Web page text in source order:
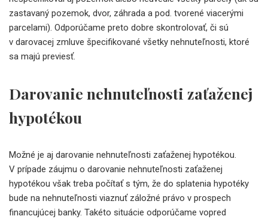
zastavaný pozemok, dvor, záhrada a pod. tvorené viacerými
parcelami). Odporúčame preto dobre skontrolovať, či sú
v darovacej zmluve špecifikované všetky nehnuteľnosti, ktoré
sa majú previesť.
Darovanie nehnuteľnosti zaťaženej
hypotékou
Možné je aj darovanie nehnuteľnosti zaťaženej hypotékou.
V prípade záujmu o darovanie nehnuteľnosti zaťaženej
hypotékou však treba počítať s tým, že do splatenia hypotéky
bude na nehnuteľnosti viaznuť záložné právo v prospech
financujúcej banky. Takéto situácie odporúčame vopred